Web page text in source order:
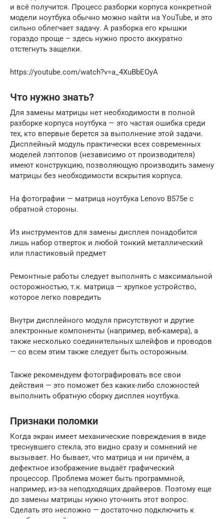
и всё получится. Процесс разборки корпуса конкретной
модели ноутбука обычно можно найти на YouTube, и это
сильно облегчает задачу. А разборка его крышки
гораздо проще – здесь нужно просто аккуратно
отстегнуть защелки.
https://youtube.com/watch?v=a_4XuBbEOyA
Что нужно знать?
Для замены матрицы нет необходимости в полной
разборке корпуса ноутбука — это частая ошибка среди
тех, кто впервые берется за выполнение этой задачи.
Дисплейный модуль практически всех современных
моделей лэптопов (независимо от производителя)
имеют конструкцию, позволяющую производить замену
матрицы без необходимости вскрытия корпуса.
На фотографии — матрица ноутбука Lenovo B575e с
обратной стороны.
Из инструментов для замены дисплея понадобится
лишь набор отверток и любой тонкий металлический
или пластиковый предмет
Ремонтные работы следует выполнять с максимальной
осторожностью, т.к. матрица — хрупкое устройство,
которое легко повредить
Внутри дисплейного модуля присутствуют и другие
электронные компоненты (например, веб-камера), а
также несколько соединительных шлейфов и проводов
— со всем этим также следует быть осторожным.
Также рекомендуем фотографировать все свои
действия — это поможет без каких-либо сложностей
выполнить обратную сборку дисплея ноутбука.
Признаки поломки
Когда экран имеет механические повреждения в виде
треснувшего стекла, это видно сразу и сомнений не
вызывает. Но бывает, что матрица и ни причём, а
дефектное изображение выдаёт графический
процессор. Проблема может быть программной,
например, из-за неподходящих драйверов. Поэтому еще
до замены матрицы нужно уточнить этот вопрос.
Сделать это несложно — достаточно подключить к